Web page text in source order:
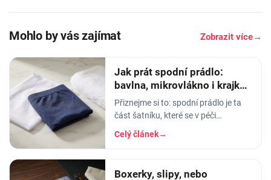
Mohlo by vás zajímat Zobrazit více→
Jak prát spodní prádlo:
bavlna, mikrovlákno i krajka,
aby vydrželo
Přiznejme si to: spodní prádlo je ta
část šatníku, které se v péči
věnujeme nejmíň. Hodíme ho do
pračky se vším ostatním, dáme
Celý článek→
Boxerky, slipy, nebo